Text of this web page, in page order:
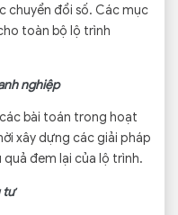
chuyển đổi số. Các mục
toàn bộ lộ trình
nghiệp
bài toán trong hoạt
xây dựng các giải pháp
quả đem lại của lộ trình.
tư